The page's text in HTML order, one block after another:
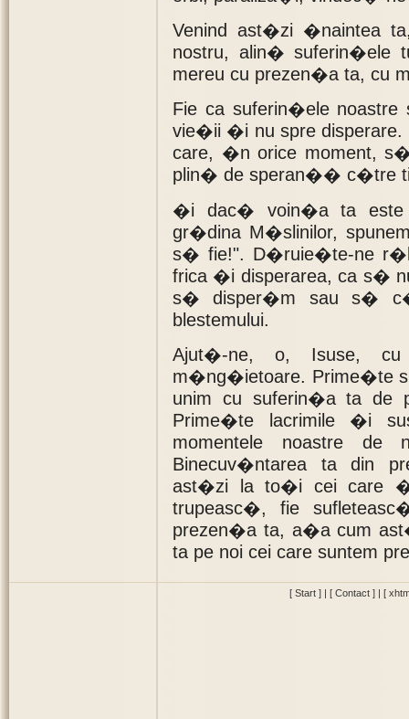
Venind ast�zi �naintea
nostru, alin� suferin�ele
mereu cu prezen�a ta, cu
Fie ca suferin�ele
vie�ii �i nu spre disperare.
care, �n orice moment,
plin� de speran�� c�tre
�i dac� voin�a ta este
gr�dina M�slinilor,
s� fie!". D�ruie�te-ne
frica �i disperarea, ca s�
s� disper�m sau s�
blestemului.
Ajut�-ne, o, Isuse,
m�ng�ietoare. Prime�te
unim cu suferin�a ta de
Prime�te lacrimile �i
momentele noastre de
Binecuv�ntarea ta din
ast�zi la to�i cei care
trupeasc�, fie
prezen�a ta, a�a cum
ta pe noi cei care suntem
[ Start ] | [ Contact ] | [